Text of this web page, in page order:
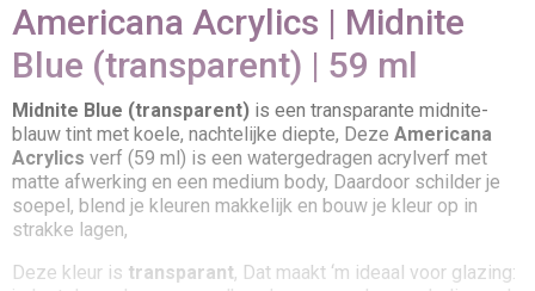
Americana Acrylics | Midnite
Blue (transparent) | 59 ml
Midnite Blue (transparent) is een transparante midnite-
blauw tint met koele, nachtelijke diepte, Deze Americana
Acrylics verf (59 ml) is een watergedragen acrylverf met
matte afwerking en een medium body, Daardoor schilder je
soepel, blend je kleuren makkelijk en bouw je kleur op in
strakke lagen,
Deze kleur is transparant, Dat maakt ‘m ideaal voor glazing: